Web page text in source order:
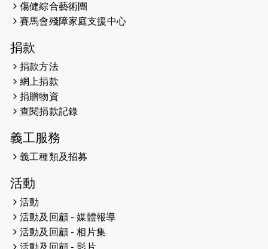
2024-12-31
2024-12-10
2024-11-17
2024-10-30
連續第七年獲得 #香港中小型企業總
傷健綜合藝術團
賽馬會殘障家庭支援中心
捐款
捐款方法
網上捐款
捐贈物資
查閱捐款記錄
義工服務
義工種類及招募
活動
活動
活動及回顧 - 媒體報導
活動及回顧 - 相片集